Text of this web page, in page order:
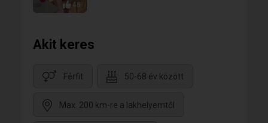
46
Akit keres
Férfit 50-68 év között
Max. 200 km-re a lakhelyemtől